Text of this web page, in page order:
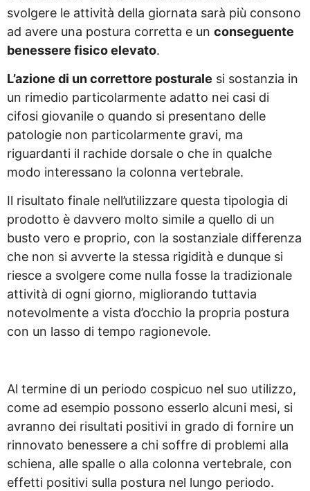
svolgere le attività della giornata sarà più consono
ad avere una postura corretta e un conseguente
benessere fisico elevato.
L’azione di un correttore posturale si sostanzia in
un rimedio particolarmente adatto nei casi di
cifosi giovanile o quando si presentano delle
patologie non particolarmente gravi, ma
riguardanti il rachide dorsale o che in qualche
modo interessano la colonna vertebrale.
Il risultato finale nell’utilizzare questa tipologia di
prodotto è davvero molto simile a quello di un
busto vero e proprio, con la sostanziale differenza
che non si avverte la stessa rigidità e dunque si
riesce a svolgere come nulla fosse la tradizionale
attività di ogni giorno, migliorando tuttavia
notevolmente a vista d’occhio la propria postura
con un lasso di tempo ragionevole.
Al termine di un periodo cospicuo nel suo utilizzo,
come ad esempio possono esserlo alcuni mesi, si
avranno dei risultati positivi in grado di fornire un
rinnovato benessere a chi soffre di problemi alla
schiena, alle spalle o alla colonna vertebrale, con
effetti positivi sulla postura nel lungo periodo.